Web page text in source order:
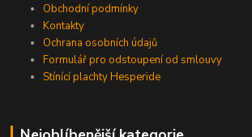
Obchodní podmínky
Kontakty
Ochrana osobních údajů
Formulář pro odstoupení od smlouvy
Stínící plachty Hesperide